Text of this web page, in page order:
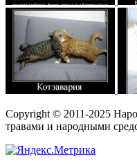
Copyright © 2011-2025
травами и народными